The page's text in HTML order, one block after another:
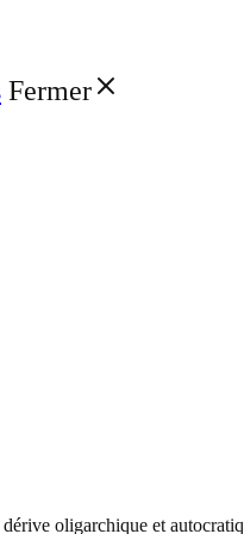
Fermer
oligarchique et